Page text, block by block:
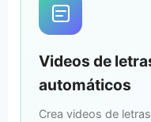
Videos de
automáticos
Crea videos de